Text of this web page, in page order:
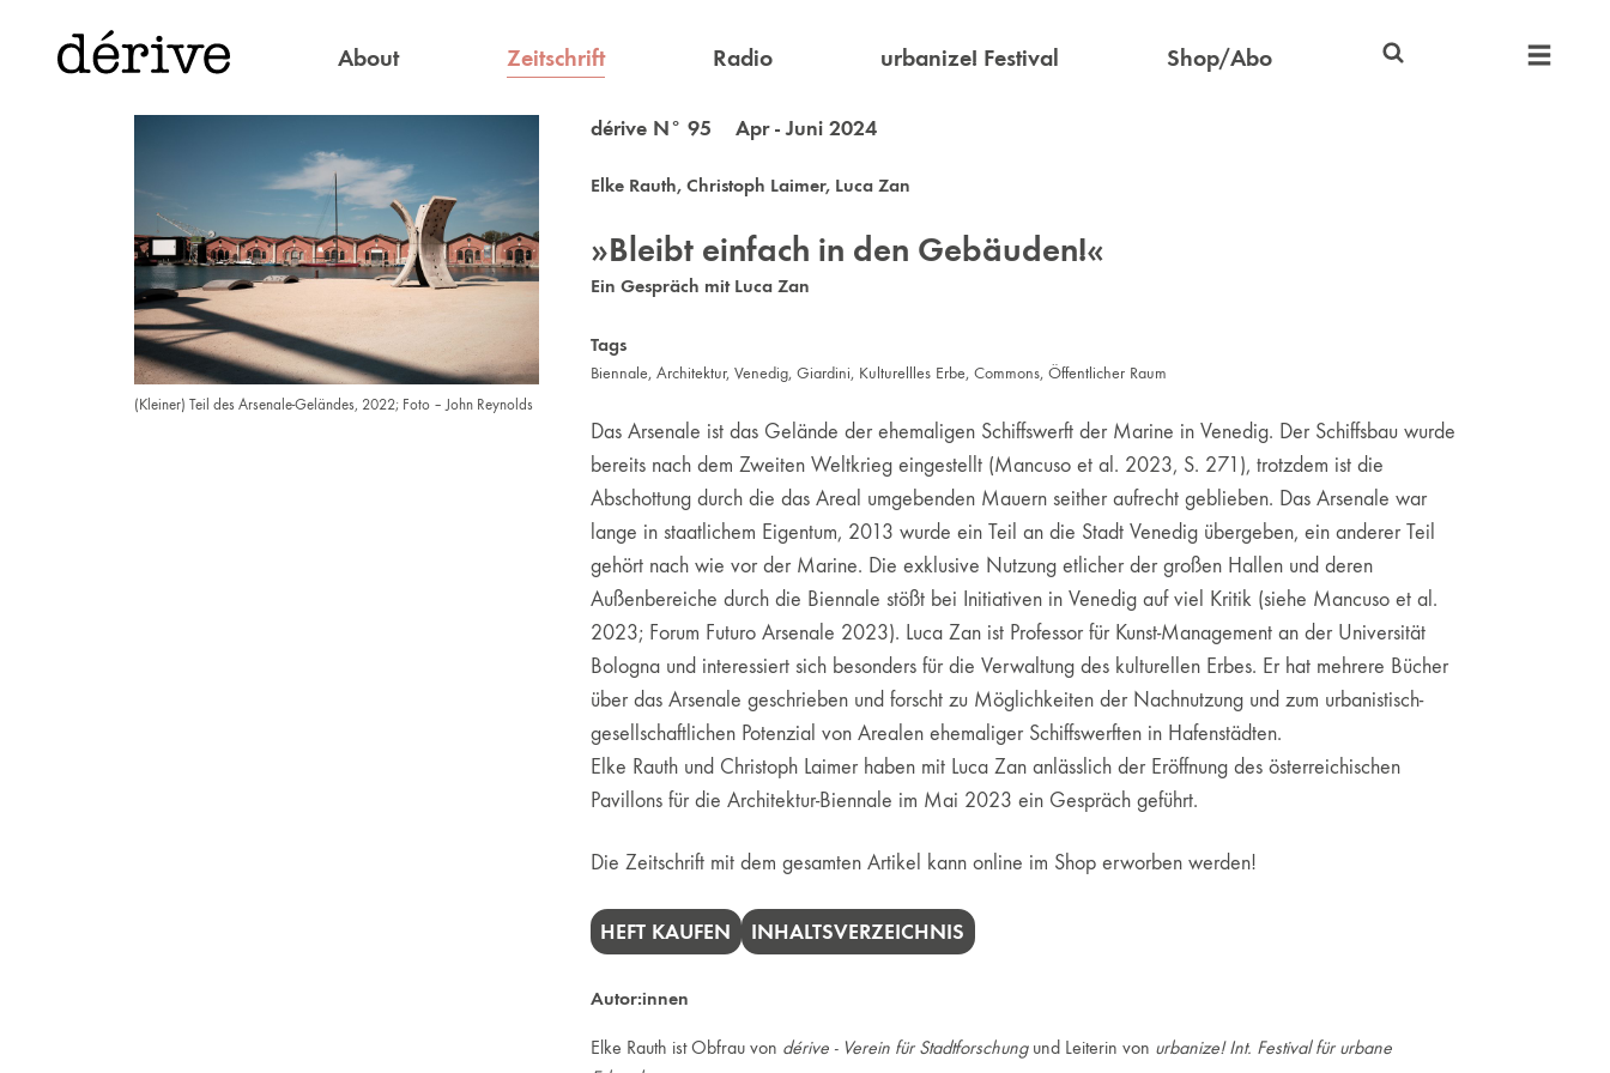
About Zeitschrift Radio urbanize! Festival Shop/Abo
(Kleiner) Teil des Arsenale-Geländes, 2022; Foto – John Reynolds
dérive N° 95 Apr - Juni 2024
Elke Rauth, Christoph Laimer, Luca Zan
»Bleibt einfach in den Gebäuden!«
Ein Gespräch mit Luca Zan
Tags
Biennale, Architektur, Venedig, Giardini, Kulturellles Erbe, Commons, Öffentlicher Raum
Das Arsenale ist das Gelände der ehemaligen Schiffswerft der Marine in Venedig. Der Schiffsbau wurde
bereits nach dem Zweiten Weltkrieg eingestellt (Mancuso et al. 2023, S. 271), trotzdem ist die
Abschottung durch die das Areal umgebenden Mauern seither aufrecht geblieben. Das Arsenale war
lange in staatlichem Eigentum, 2013 wurde ein Teil an die Stadt Venedig übergeben, ein anderer Teil
gehört nach wie vor der Marine. Die exklusive Nutzung etlicher der großen Hallen und deren
Außenbereiche durch die Biennale stößt bei Initiativen in Venedig auf viel Kritik (siehe Mancuso et al.
2023; Forum Futuro Arsenale 2023). Luca Zan ist Professor für Kunst-Management an der Universität
Bologna und interessiert sich besonders für die Verwaltung des kulturellen Erbes. Er hat mehrere Bücher
über das Arsenale geschrieben und forscht zu Möglichkeiten der Nachnutzung und zum urbanistisch-
gesellschaft­lichen Potenzial von Arealen ehemaliger Schiffswerften in Hafenstädten.
Elke Rauth und Christoph Laimer haben mit Luca Zan anlässlich der Eröffnung des österreichischen
Pavillons für die Architektur-Biennale im Mai 2023 ein Gespräch geführt.
Die Zeitschrift mit dem gesamten Artikel kann online im Shop erworben werden!
HEFT KAUFEN INHALTSVERZEICHNIS
Autor:innen
Elke Rauth ist Obfrau von dérive - Verein für Stadtforschungund Leiterin von urbanize! Int. Festival für urbane